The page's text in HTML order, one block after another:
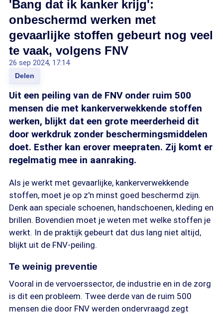
'Bang dat ik kanker krijg':
onbeschermd werken met
gevaarlijke stoffen gebeurt nog veel
te vaak, volgens FNV
26 sep 2024, 17:14
Delen
Uit een peiling van de FNV onder ruim 500
mensen die met kankerverwekkende stoffen
werken, blijkt dat een grote meerderheid dit
door werkdruk zonder beschermingsmiddelen
doet. Esther kan erover meepraten. Zij komt er
regelmatig mee in aanraking.
Als je werkt met gevaarlijke, kankerverwekkende
stoffen, moet je op z'n minst goed beschermd zijn.
Denk aan speciale schoenen, handschoenen, kleding en
brillen. Bovendien moet je weten met welke stoffen je
werkt. In de praktijk gebeurt dat dus lang niet altijd,
blijkt uit de FNV-peiling.
Te weinig preventie
Vooral in de vervoerssector, de industrie en in de zorg
is dit een probleem. Twee derde van de ruim 500
mensen die door FNV werden ondervraagd zegt